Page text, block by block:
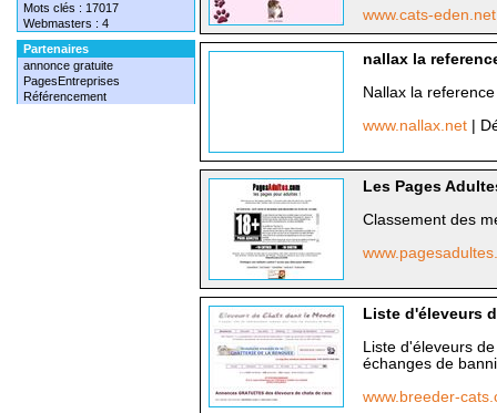
Mots clés : 17017
Webmasters : 4
Partenaires
annonce gratuite
PagesEntreprises
Référencement
www.cats-
nallax la
Nallax la
www.nallax.net
|
Les Pages
Classement des
Liste d'éleveurs
Liste d'éleveurs
échanges de
www.breeder-